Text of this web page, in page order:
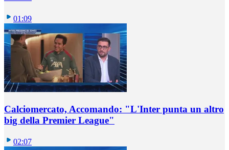
01:09
Calciomercato, Accomando: "L'Inter punta un altro
big della Premier League"
02:07